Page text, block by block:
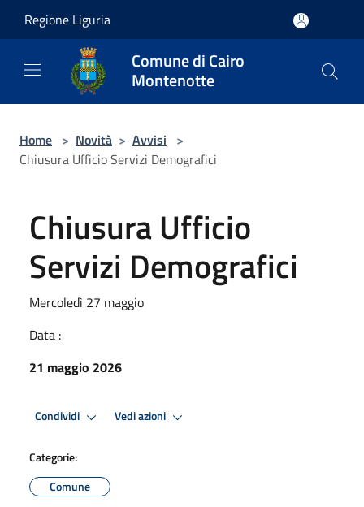
Regione Liguria
Comune di Cairo
Montenotte
Home > Novità > Avvisi >
Chiusura Ufficio Servizi Demografici
Chiusura Ufficio
Servizi Demografici
Mercoledì 27 maggio
Data :
21 maggio 2026
Condividi Vedi azioni
Categorie:
Comune